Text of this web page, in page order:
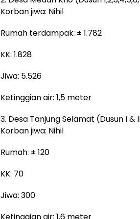
Korban jiwa: Nihil
Rumah terdampak: ± 1.782
KK: 1.828
Jiwa: 5.526
Ketinggian air: 1,5 meter
3. Desa Tanjung Selamat (Dusun I &
Korban jiwa: Nihil
Rumah: ± 120
KK: 70
Jiwa: 300